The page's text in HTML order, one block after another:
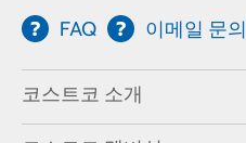
FAQ 이메일 문의
코스트코 소개